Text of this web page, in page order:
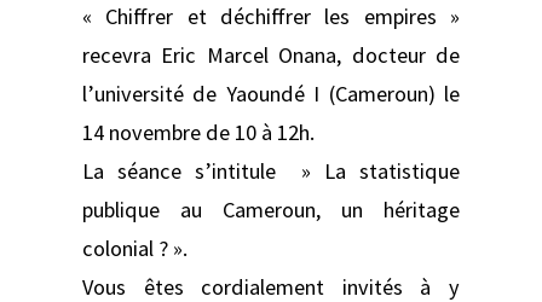
« Chiffrer et déchiffrer les empires »
recevra Eric Marcel Onana, docteur de
l’université de Yaoundé I (Cameroun) le
14 novembre de 10 à 12h.
La séance s’intitule » La statistique
publique au Cameroun, un héritage
colonial ? ».
Vous êtes cordialement invités à y